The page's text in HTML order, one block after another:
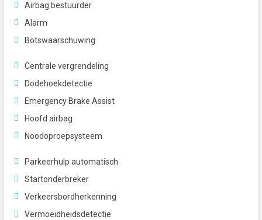
Airbag bestuurder
Alarm
Botswaarschuwing
Centrale vergrendeling
Dodehoekdetectie
Emergency Brake Assist
Hoofd airbag
Noodoproepsysteem
Parkeerhulp automatisch
Startonderbreker
Verkeersbordherkenning
Vermoeidheidsdetectie